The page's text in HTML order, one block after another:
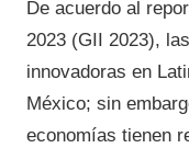
De acuerdo al
2023 (GII 2023),
innovadoras en
México; sin
economías tienen